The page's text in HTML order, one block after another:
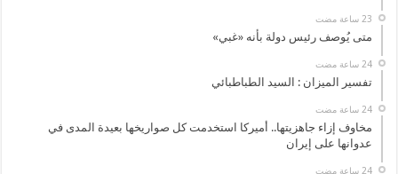
متى يُوصف رئيس دولة بأنه «غبي»
‏24 ساعة مضت
تفسير الميزان : السيد الطباطبائي
‏24 ساعة مضت
مخاوف إزاء جاهزيتها.. أميركا استخدمت كل صواريخها بعيدة المدى في
عدوانها على إيران
‏24 ساعة مضت